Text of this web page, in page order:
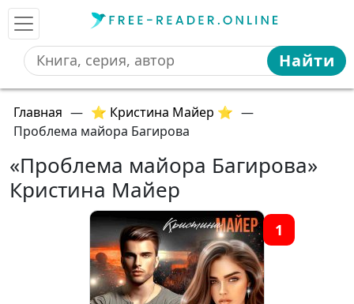
Найти
Главная — ⭐ Кристина Майер ⭐ —
Проблема майора Багирова
«Проблема майора Багирова»
Кристина Майер
1